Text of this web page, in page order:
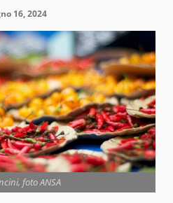
16, 2024
foto ANSA